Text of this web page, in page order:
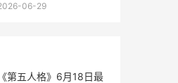
06-29
《第五人格》6月18日最